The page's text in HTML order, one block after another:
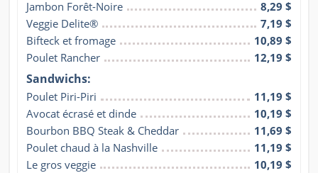
Jambon Forêt-Noire
8,29 $
Veggie Delite®
7,19 $
Bifteck et fromage
10,89 $
Poulet Rancher
12,19 $
Sandwichs:
Poulet Piri-Piri
11,19 $
Avocat écrasé et dinde
10,19 $
Bourbon BBQ Steak & Cheddar
11,69 $
Poulet chaud à la Nashville
11,19 $
Le gros veggie
10,19 $